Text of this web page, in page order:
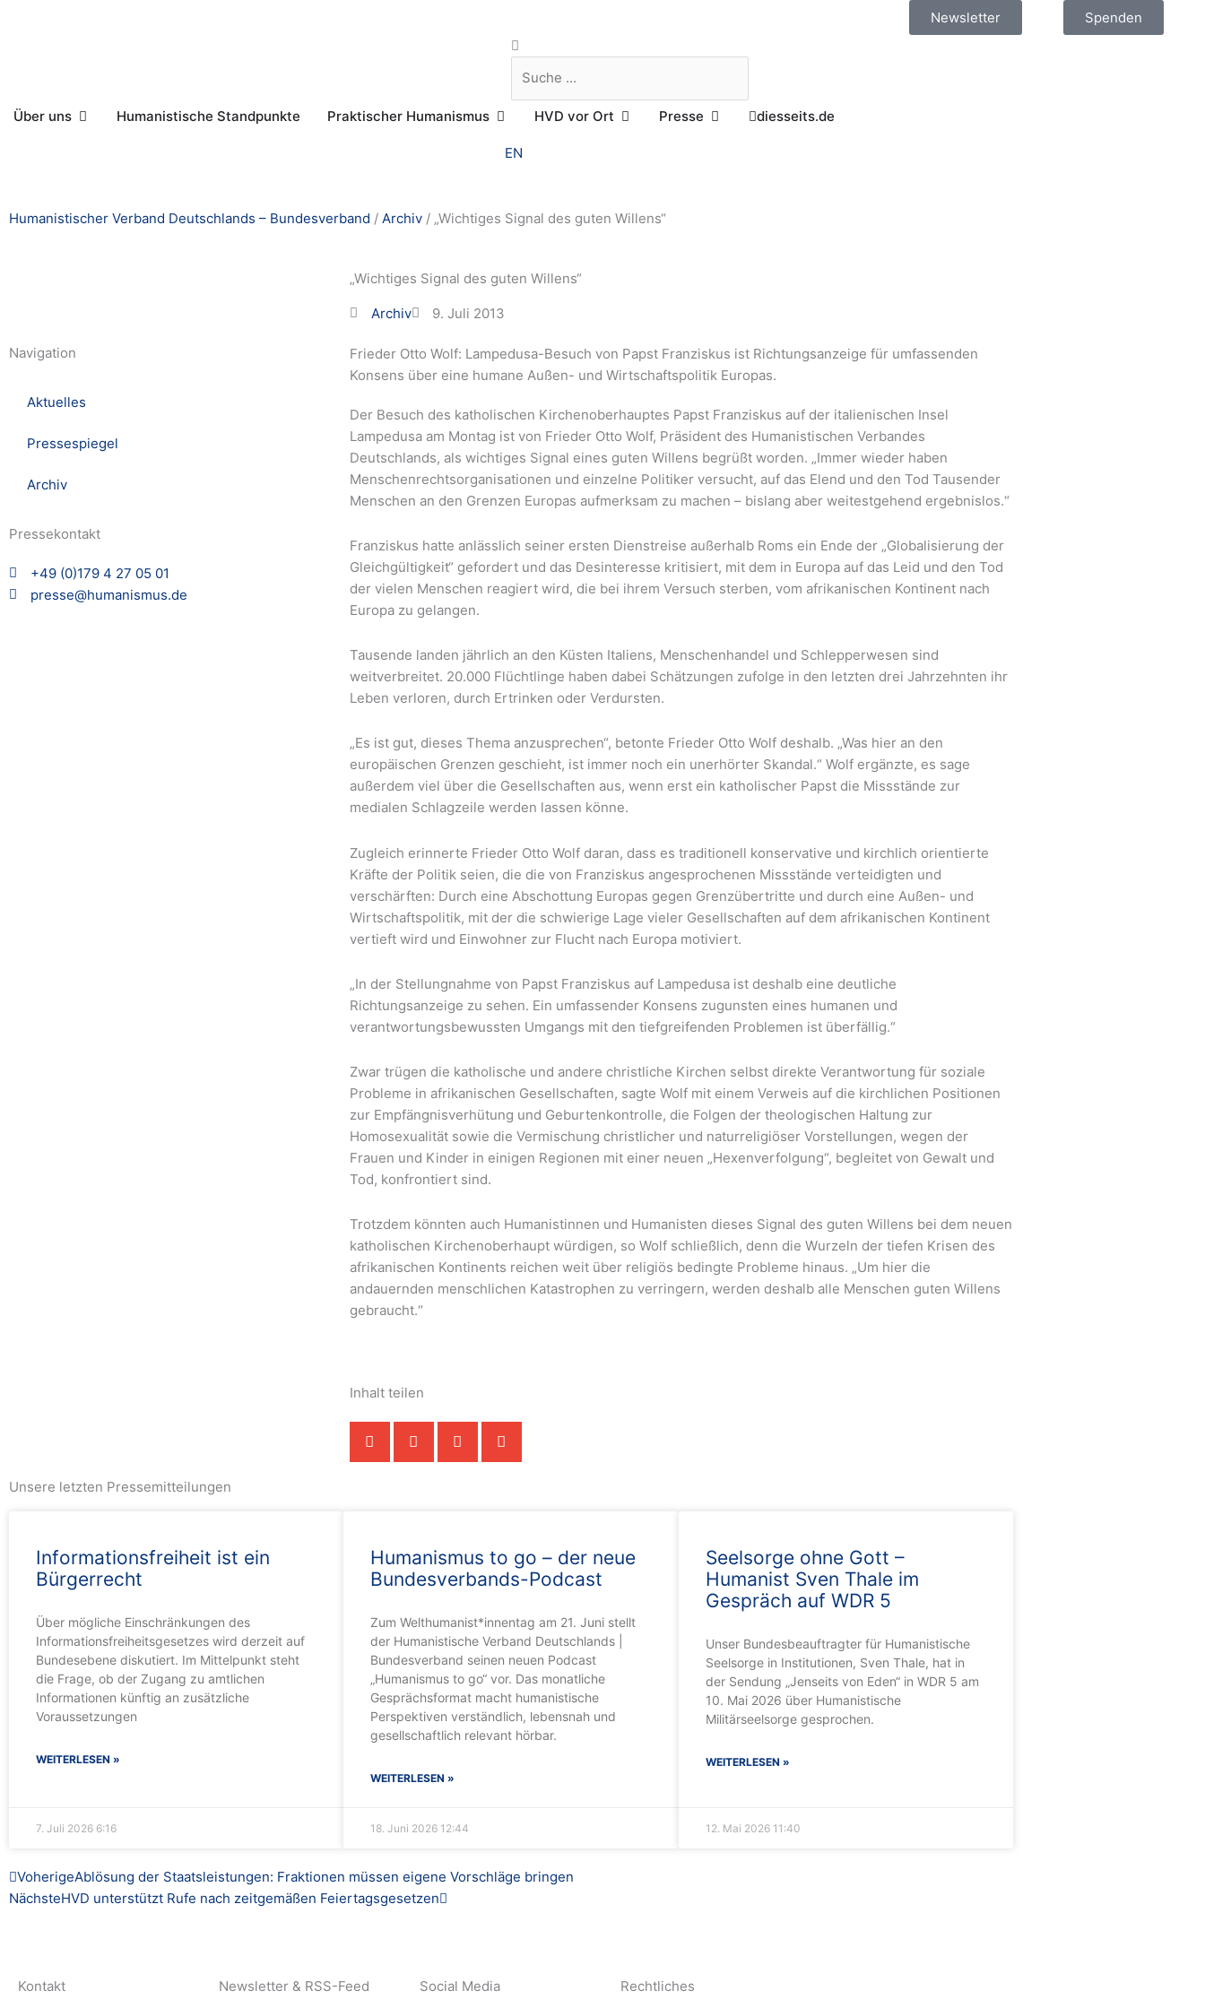
Spenden
Newsletter
Suche
Über uns Öffne Über uns
Humanistische Standpunkte Praktischer Humanismus Öffne Praktischer Humanismus
HVD vor Ort Öffne HVD vor Ort
Presse Öffne Pressediesseits.de
EN
Humanistischer Verband Deutschlands – Bundesverband / Archiv / „Wichtiges Signal des guten Willens“
„Wichtiges Signal des guten Willens“
Archiv 9. Juli 2013
Navigation
Aktuelles
Pressespiegel
Archiv
Pressekontakt
+49 (0)179 4 27 05 01
presse@humanismus.de
Frieder Otto Wolf: Lampedusa-Besuch von Papst Franziskus ist Richtungsanzeige für umfassenden
Konsens über eine humane Außen- und Wirtschaftspolitik Europas.
Der Besuch des katholischen Kirchenoberhauptes Papst Franziskus auf der italienischen Insel
Lampedusa am Montag ist von Frieder Otto Wolf, Präsident des Humanistischen Verbandes
Deutschlands, als wichtiges Signal eines guten Willens begrüßt worden. „Immer wieder haben
Menschenrechtsorganisationen und einzelne Politiker versucht, auf das Elend und den Tod Tausender
Menschen an den Grenzen Europas aufmerksam zu machen – bislang aber weitestgehend ergebnislos.“
Franziskus hatte anlässlich seiner ersten Dienstreise außerhalb Roms ein Ende der „Globalisierung der
Gleichgültigkeit“ gefordert und das Desinteresse kritisiert, mit dem in Europa auf das Leid und den Tod
der vielen Menschen reagiert wird, die bei ihrem Versuch sterben, vom afrikanischen Kontinent nach
Europa zu gelangen.
Tausende landen jährlich an den Küsten Italiens, Menschenhandel und Schlepperwesen sind
weitverbreitet. 20.000 Flüchtlinge haben dabei Schätzungen zufolge in den letzten drei Jahrzehnten ihr
Leben verloren, durch Ertrinken oder Verdursten.
„Es ist gut, dieses Thema anzusprechen“, betonte Frieder Otto Wolf deshalb. „Was hier an den
europäischen Grenzen geschieht, ist immer noch ein unerhörter Skandal.“ Wolf ergänzte, es sage
außerdem viel über die Gesellschaften aus, wenn erst ein katholischer Papst die Missstände zur
medialen Schlagzeile werden lassen könne.
Zugleich erinnerte Frieder Otto Wolf daran, dass es traditionell konservative und kirchlich orientierte
Kräfte der Politik seien, die die von Franziskus angesprochenen Missstände verteidigten und
verschärften: Durch eine Abschottung Europas gegen Grenzübertritte und durch eine Außen- und
Wirtschaftspolitik, mit der die schwierige Lage vieler Gesellschaften auf dem afrikanischen Kontinent
vertieft wird und Einwohner zur Flucht nach Europa motiviert.
„In der Stellungnahme von Papst Franziskus auf Lampedusa ist deshalb eine deutliche
Richtungsanzeige zu sehen. Ein umfassender Konsens zugunsten eines humanen und
verantwortungsbewussten Umgangs mit den tiefgreifenden Problemen ist überfällig.“
Zwar trügen die katholische und andere christliche Kirchen selbst direkte Verantwortung für soziale
Probleme in afrikanischen Gesellschaften, sagte Wolf mit einem Verweis auf die kirchlichen Positionen
zur Empfängnisverhütung und Geburtenkontrolle, die Folgen der theologischen Haltung zur
Homosexualität sowie die Vermischung christlicher und naturreligiöser Vorstellungen, wegen der
Frauen und Kinder in einigen Regionen mit einer neuen „Hexenverfolgung“, begleitet von Gewalt und
Tod, konfrontiert sind.
Trotzdem könnten auch Humanistinnen und Humanisten dieses Signal des guten Willens bei dem neuen
katholischen Kirchenoberhaupt würdigen, so Wolf schließlich, denn die Wurzeln der tiefen Krisen des
afrikanischen Kontinents reichen weit über religiös bedingte Probleme hinaus. „Um hier die
andauernden menschlichen Katastrophen zu verringern, werden deshalb alle Menschen guten Willens
gebraucht.“
Inhalt teilen
Unsere letzten Pressemitteilungen
Informationsfreiheit ist ein
Bürgerrecht
Über mögliche Einschränkungen des
Informationsfreiheitsgesetzes wird derzeit auf
Bundesebene diskutiert. Im Mittelpunkt steht
die Frage, ob der Zugang zu amtlichen
Informationen künftig an zusätzliche
Voraussetzungen
WEITERLESEN »
7. Juli 2026 6:16
Humanismus to go – der neue
Bundesverbands-Podcast
Zum Welthumanist*innentag am 21. Juni stellt
der Humanistische Verband Deutschlands |
Bundesverband seinen neuen Podcast
„Humanismus to go“ vor. Das monatliche
Gesprächsformat macht humanistische
Perspektiven verständlich, lebensnah und
gesellschaftlich relevant hörbar.
WEITERLESEN »
18. Juni 2026 12:44
Seelsorge ohne Gott –
Humanist Sven Thale im
Gespräch auf WDR 5
Unser Bundesbeauftragter für Humanistische
Seelsorge in Institutionen, Sven Thale, hat in
der Sendung „Jenseits von Eden“ in WDR 5 am
10. Mai 2026 über Humanistische
Militärseelsorge gesprochen.
WEITERLESEN »
12. Mai 2026 11:40
Zurück
VoherigeAblösung der Staatsleistungen: Fraktionen müssen eigene Vorschläge bringen
NächsteHVD unterstützt Rufe nach zeitgemäßen Feiertagsgesetzen
Nächster
Kontakt Newsletter & RSS-Feed Social Media Rechtliches